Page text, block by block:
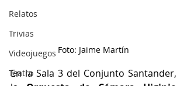
Relatos
Trivias
Videojuegos
Teatro
Foto: Jaime Martín
En la Sala 3 del Conjunto Santander,